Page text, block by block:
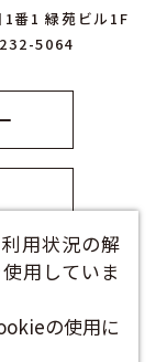
番1 緑苑ビル1F
5064
用状況の解
用していま
の使用に